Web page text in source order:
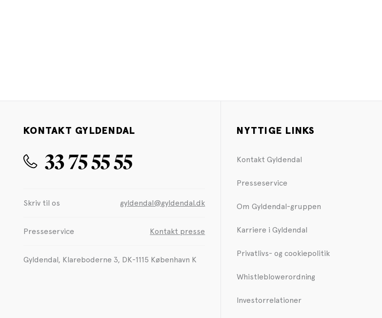
KONTAKT GYLDENDAL
33 75 55 55
Skriv til os gyldendal@gyldendal.dk
Presseservice Kontakt presse
Gyldendal, Klareboderne 3, DK-1115 København K
NYTTIGE LINKS
Kontakt Gyldendal
Presseservice
Om Gyldendal-gruppen
Karriere i Gyldendal
Privatlivs- og cookiepolitik
Whistleblowerordning
Investorrelationer